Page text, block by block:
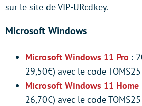
sur le site de VIP-URcdkey.
Microsoft Windows
Microsoft Windows 11 Pro :
29,50€) avec le code TOMS25
Microsoft Windows 11 Home
26,70€) avec le code TOMS25